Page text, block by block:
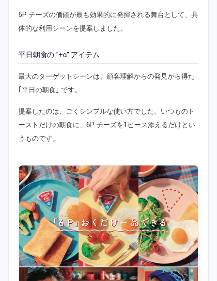
6P チーズの価値が最も効果的に発揮される舞台として、具
体的な利用シーンを提案しました。
平日朝食の "+α" アイテム
最大のターゲットシーンは、顧客理解からの発見から得た
｢平日の朝食｣ です。
提案したのは、ごくシンプルな使い方でした。いつものト
ーストだけの朝食に、6P チーズを1ピース添えるだけとい
うものです。